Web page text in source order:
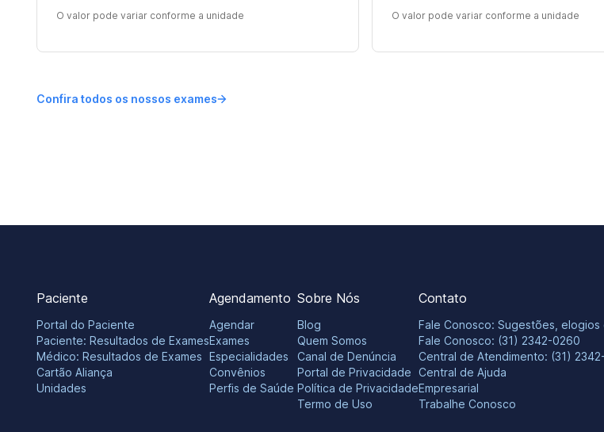
O valor pode variar conforme a unidade O valor pode variar conforme a unidade
Confira todos os nossos exames
Paciente
Portal do Paciente
Paciente: Resultados de Exames
Médico: Resultados de Exames
Cartão Aliança
Unidades
Agendamento
Agendar
Exames
Especialidades
Convênios
Perfis de Saúde
Sobre Nós
Blog
Quem Somos
Canal de Denúncia
Portal de Privacidade
Política de Privacidade
Termo de Uso
Contato
Fale Conosco: Sugestões, elogios
Fale Conosco: (31) 2342-0260
Central de Atendimento: (31)
Central de Ajuda
Empresarial
Trabalhe Conosco